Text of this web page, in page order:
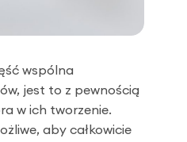
wspólna
jest to z pewnością
w ich tworzenie.
aby całkowicie